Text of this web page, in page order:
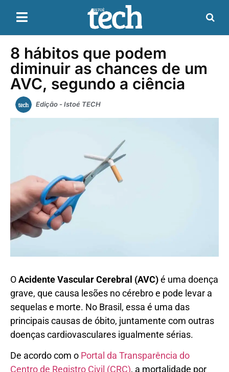
8 hábitos que podem
diminuir as chances de um
AVC, segundo a ciência
Edição - Istoé TECH
OAcidente Vascular Cerebral (AVC)é uma doença
grave, que causa lesões no cérebro e pode levar a
sequelas e morte. No Brasil, essa é uma das
principais causas de óbito, juntamente com outras
doenças cardiovasculares igualmente sérias.
De acordo com o Portal da Transparência do
Centro de Registro Civil (CRC), a mortalidade por